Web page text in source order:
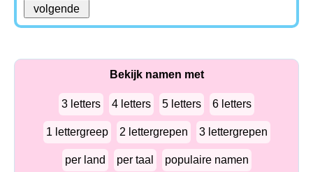
Bekijk namen met
3 letters 4 letters 5 letters 6 letters
1 lettergreep 2 lettergrepen 3 lettergrepen
per land per taal populaire namen